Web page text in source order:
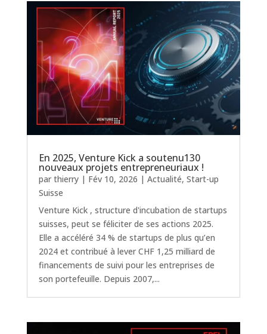
En 2025, Venture Kick a soutenu130
nouveaux projets entrepreneuriaux !
par thierry| Fév 10, 2026 | Actualité, Start-up
Suisse
Venture Kick , structure d'incubation de startups
suisses, peut se féliciter de ses actions 2025.
Elle a accéléré 34 % de startups de plus qu’en
2024 et contribué à lever CHF 1,25 milliard de
financements de suivi pour les entreprises de
son portefeuille. Depuis 2007,...